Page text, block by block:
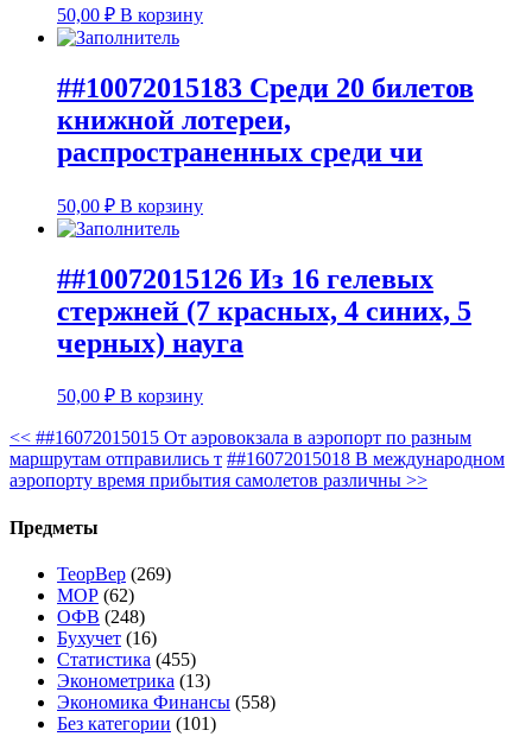
50,00 ₽ В корзину
##10072015183 Среди 20 билетов
книжной лотереи,
распространенных среди чи
50,00 ₽ В корзину
##10072015126 Из 16 гелевых
стержней (7 красных, 4 синих, 5
черных) науга
50,00 ₽ В корзину
<< ##16072015015 От аэровокзала в аэропорт по разным
маршрутам отправились т ##16072015018 В международном
аэропорту время прибытия самолетов различны >>
Предметы
ТеорВер (269)
МОР (62)
ОФВ (248)
Бухучет (16)
Статистика (455)
Эконометрика (13)
Экономика Финансы (558)
Без категории (101)